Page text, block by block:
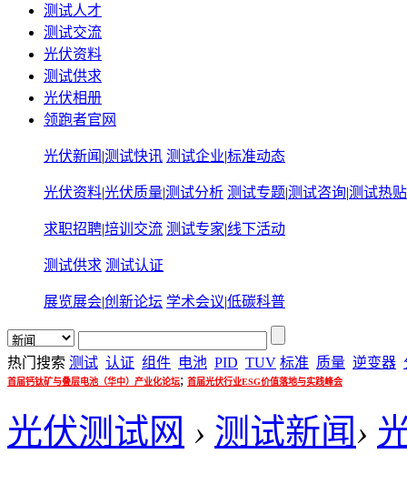
测试人才
测试交流
光伏资料
测试供求
光伏相册
领跑者官网
光伏新闻 |测试快讯 测试企业|标准动态
光伏资料|光伏质量|测试分析 测试专题|测试咨询|测试热贴
求职招聘|培训交流 测试专家|线下活动
测试供求 测试认证
展览展会|创新论坛 学术会议|低碳科普
热门搜索 测试 认证 组件 电池 PID TUV 标准 质量 逆变器
首届钙钛矿与叠层电池（华中）产业化论坛; 首届光伏行业ESG价值落地与实践峰会
光伏测试网 › 测试新闻›